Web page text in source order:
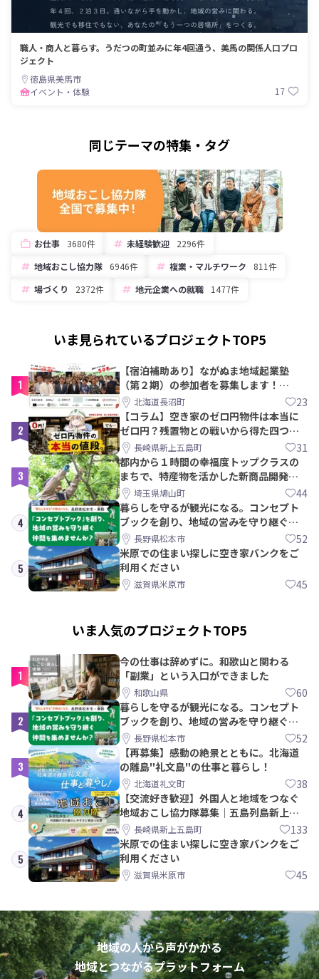
職人・商人と暮らす。うだつの町並みに年4回通う、美馬の関係人口プロ
ジェクト
徳島県美馬市
イベント・体験
17
同じテーマの特集・タグ
お仕事 3680件 未経験歓迎
2296件
地域おこし協力隊
6946件 複業・マルチワーク
811件
場づくり
2372件 地元企業への就職 1477件
いま見られているプロジェクトTOP5
1
【宿泊補助あり】ながぬま地域起業塾
（第２期）の参加者を募集します！
【8/21〆】
北海道長沼町 23
2
【コラム】空き家のゼロ円物件は本当に
ゼロ円？残置物との戦いから得た四つの
教訓｜新上五島町
長崎県新上五島町 31
3
都内から１時間の幸福度トップクラスの
まちで、特産物を活かした新商品開発＆
PRメンバー募集！
埼玉県鳩山町 44
4
暮らしを守るが観光になる。コンセプト
ブックを創り、地域の営みを守り継ぐ仲
間を集めませんか？
長野県松本市 52
5
米原での住まい探しに空き家バンクをご
利用ください
滋賀県米原市 45
いま人気のプロジェクトTOP5
1
今の仕事は辞めずに。和歌山と関わる
「副業」という入口ができました
和歌山県 60
2
暮らしを守るが観光になる。コンセプト
ブックを創り、地域の営みを守り継ぐ仲
間を集めませんか？
長野県松本市 52
3
【再募集】感動の絶景とともに。北海道
の離島"礼文島"の仕事と暮らし！
北海道礼文町 38
4
【交流好き歓迎】外国人と地域をつなぐ
地域おこし協力隊募集｜五島列島新上五
島町長崎県新上五島町 133
5
米原での住まい探しに空き家バンクをご
利用ください
滋賀県米原市 45
地域の人から声がかかる
地域とつながるプラットフォーム